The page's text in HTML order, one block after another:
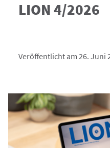
LION 4/2026
Veröffentlicht am 26. Juni